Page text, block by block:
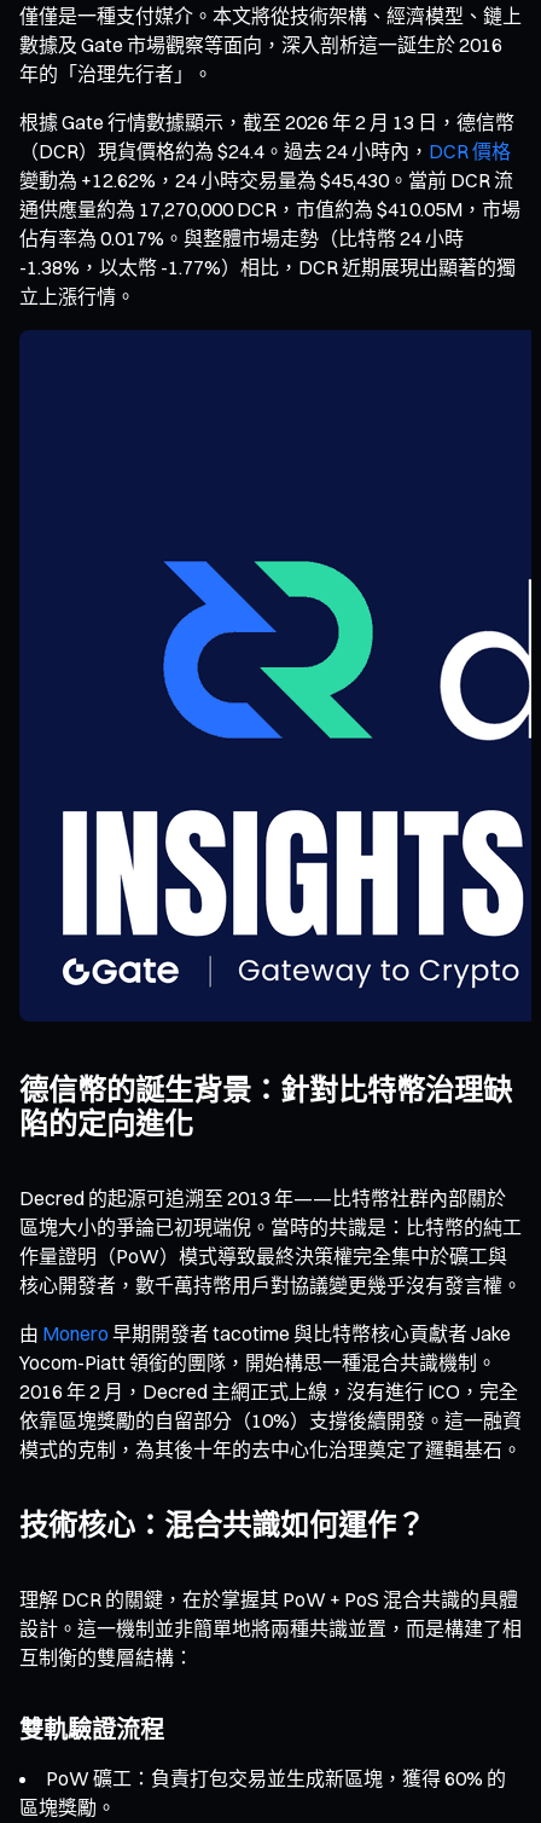
僅僅是一種支付媒介。本文將從技術架構、經濟模型、鏈上
數據及 Gate 市場觀察等面向，深入剖析這一誕生於 2016
年的「治理先行者」。
根據 Gate 行情數據顯示，截至 2026 年 2 月 13 日，德信幣
（DCR）現貨價格約為 $24.4。過去 24 小時內， DCR 價格
變動為 +12.62%，24 小時交易量為 $45,430。當前 DCR 流
通供應量約為 17,270,000 DCR，市值約為 $410.05M，市場
佔有率為 0.017%。與整體市場走勢（比特幣 24 小時
-1.38%，以太幣 -1.77%）相比，DCR 近期展現出顯著的獨
立上漲行情。
德信幣的誕生背景：針對比特幣治理缺
陷的定向進化
Decred 的起源可追溯至 2013 年——比特幣社群內部關於
區塊大小的爭論已初現端倪。當時的共識是：比特幣的純工
作量證明（PoW）模式導致最終決策權完全集中於礦工與
核心開發者，數千萬持幣用戶對協議變更幾乎沒有發言權。
由 Monero早期開發者 tacotime 與比特幣核心貢獻者 Jake
Yocom-Piatt 領銜的團隊，開始構思一種混合共識機制。
2016 年 2 月，Decred 主網正式上線，沒有進行 ICO，完全
依靠區塊獎勵的自留部分（10%）支撐後續開發。這一融資
模式的克制，為其後十年的去中心化治理奠定了邏輯基石。
技術核心：混合共識如何運作？
理解 DCR 的關鍵，在於掌握其 PoW + PoS 混合共識的具體
設計。這一機制並非簡單地將兩種共識並置，而是構建了相
互制衡的雙層結構：
雙軌驗證流程
PoW 礦工：負責打包交易並生成新區塊，獲得 60% 的
區塊獎勵。